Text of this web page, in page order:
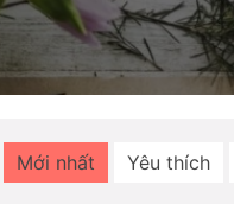
Mới nhất Yêu thích